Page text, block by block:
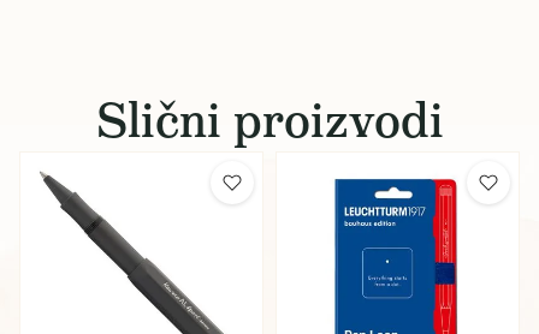
Slični proizvodi